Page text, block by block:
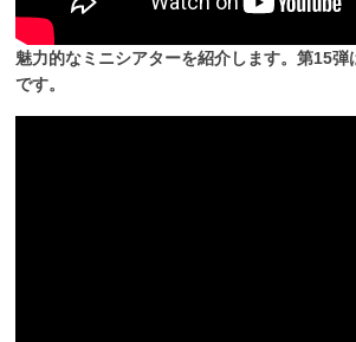
魅力的なミニシアターを紹介します。第15弾
です。